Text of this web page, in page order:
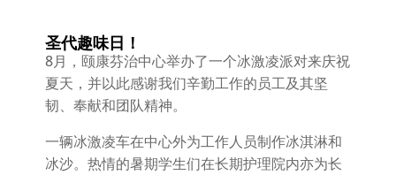
圣代趣味日！
8月，颐康芬治中心举办了一个冰激凌派对来庆祝
夏天，并以此感谢我们辛勤工作的员工及其坚
韧、奉献和团队精神。
一辆冰激凌车在中心外为工作人员制作冰淇淋和
冰沙。热情的暑期学生们在长期护理院内亦为长